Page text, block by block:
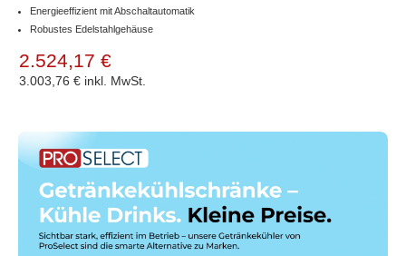
Energieeffizient mit Abschaltautomatik
Robustes Edelstahlgehäuse
2.524,17 €
3.003,76 € inkl. MwSt.